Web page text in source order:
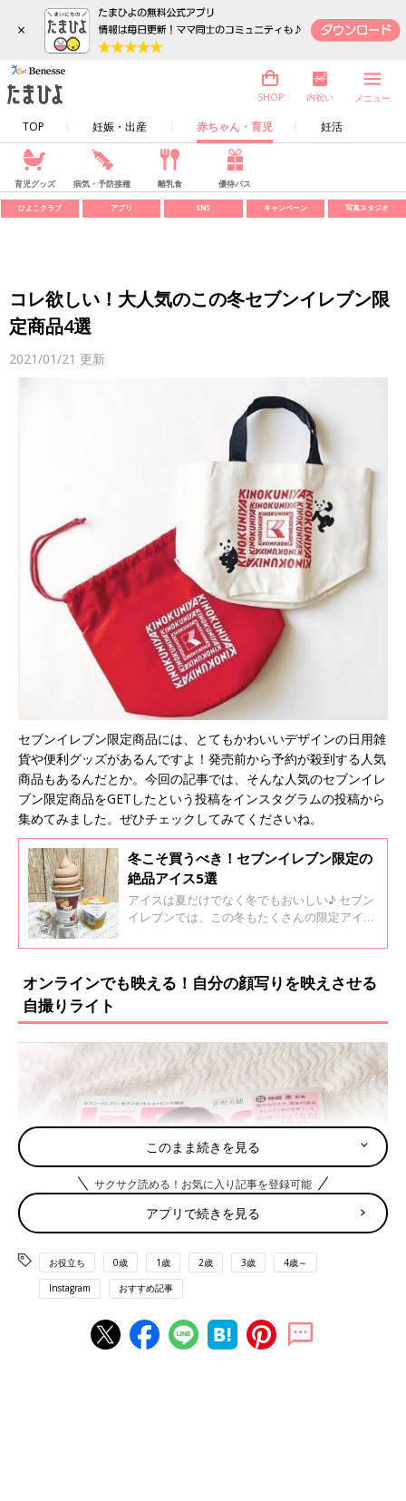
×
TOP 妊娠・出産 赤ちゃん・育児 妊活
SHOP 内祝い メニュー
育児グッズ 病気・予防接種 離乳食 優待パス
ひよこクラブ アプリ SNS キャンペーン 写真スタジオ
コレ欲しい！大人気のこの冬セブンイレブン限
定商品4選
2021/01/21 更新
セブンイレブン限定商品には、とてもかわいいデザインの日用雑
貨や便利グッズがあるんですよ！発売前から予約が殺到する人気
商品もあるんだとか。今回の記事では、そんな人気のセブンイレ
ブン限定商品をGETしたという投稿をインスタグラムの投稿から
集めてみました。ぜひチェックしてみてくださいね。
冬こそ買うべき！セブンイレブン限定の
絶品アイス5選
アイスは夏だけでなく冬でもおいしい♪ セブン
イレブンでは、この冬もたくさんの限定アイス
とか。今回の記事では、インスタグラムの投稿
参考にしてみて！
オンラインでも映える！自分の顔写りを映えさせる
自撮りライト
このまま続きを見る
サクサク読める！お気に入り記事を登録可能
アプリで続きを見る
お役立ち 0歳 1歳 2歳 3歳 4歳～
Instagram おすすめ記事